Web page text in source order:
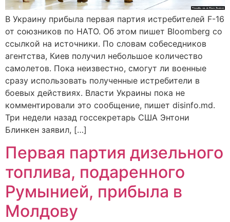
В Украину прибыла первая партия истребителей F-16
от союзников по НАТО. Об этом пишет Bloomberg со
ссылкой на источники. По словам собеседников
агентства, Киев получил небольшое количество
самолетов. Пока неизвестно, смогут ли военные
сразу использовать полученные истребители в
боевых действиях. Власти Украины пока не
комментировали это сообщение, пишет disinfo.md.
Три недели назад госсекретарь США Энтони
Блинкен заявил, […]
Первая партия дизельного
топлива, подаренного
Румынией, прибыла в
Молдову